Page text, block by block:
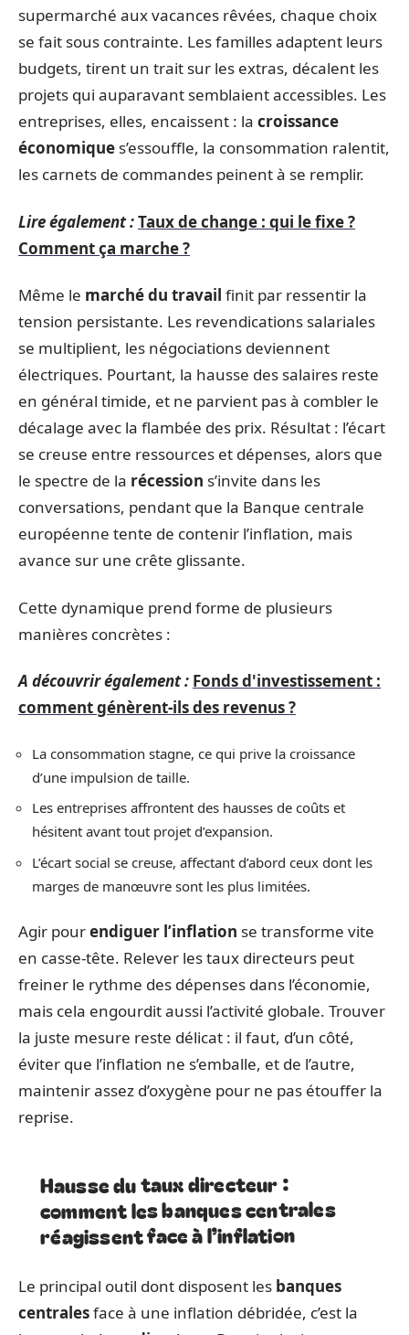
supermarché aux vacances rêvées, chaque choix
se fait sous contrainte. Les familles adaptent leurs
budgets, tirent un trait sur les extras, décalent les
projets qui auparavant semblaient accessibles. Les
entreprises, elles, encaissent : la croissance
économique s’essouffle, la consommation ralentit,
les carnets de commandes peinent à se remplir.
Lire également :Taux de change : qui le fixe ?
Comment ça marche ?
Même le marché du travail finit par ressentir la
tension persistante. Les revendications salariales
se multiplient, les négociations deviennent
électriques. Pourtant, la hausse des salaires reste
en général timide, et ne parvient pas à combler le
décalage avec la flambée des prix. Résultat : l’écart
se creuse entre ressources et dépenses, alors que
le spectre de la récession s’invite dans les
conversations, pendant que la Banque centrale
européenne tente de contenir l’inflation, mais
avance sur une crête glissante.
Cette dynamique prend forme de plusieurs
manières concrètes :
A découvrir également : Fonds d'investissement :
comment génèrent-ils des revenus ?
La consommation stagne, ce qui prive la croissance
d’une impulsion de taille.
Les entreprises affrontent des hausses de coûts et
hésitent avant tout projet d’expansion.
L’écart social se creuse, affectant d’abord ceux dont les
marges de manœuvre sont les plus limitées.
Agir pourendiguer l’inflation se transforme vite
en casse-tête. Relever les taux directeurs peut
freiner le rythme des dépenses dans l’économie,
mais cela engourdit aussi l’activité globale. Trouver
la juste mesure reste délicat : il faut, d’un côté,
éviter que l’inflation ne s’emballe, et de l’autre,
maintenir assez d’oxygène pour ne pas étouffer la
reprise.
Hausse du taux directeur :
comment les banques centrales
réagissent face à l’inflation
Le principal outil dont disposent les banques
centralesface à une inflation débridée, c’est la